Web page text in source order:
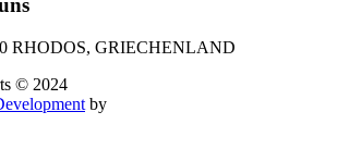
RHODOS, GRIECHENLAND
© 2024
by